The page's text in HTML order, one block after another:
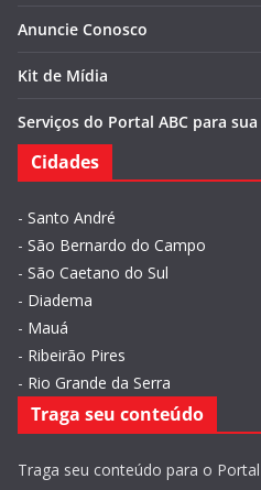
Anuncie Conosco
Kit de Mídia
Serviços do Portal ABC para sua
Cidades
- Santo André
- São Bernardo do Campo
- São Caetano do Sul
- Diadema
- Mauá
- Ribeirão Pires
- Rio Grande da Serra
Traga seu conteúdo
Traga seu conteúdo para o